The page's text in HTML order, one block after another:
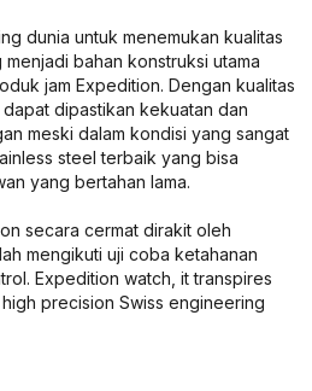
dunia untuk menemukan kualitas
bahan konstruksi utama
jam Expedition. Dengan kualitas
dipastikan kekuatan dan
meski dalam kondisi yang sangat
steel terbaik yang bisa
yang bertahan lama.
secara cermat dirakit oleh
mengikuti uji coba ketahanan
Expedition watch, it transpires
precision Swiss engineering